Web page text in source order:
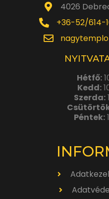
4026
+36-52/614-
Hétfő:
Kedd:
Szerda:
Péntek: